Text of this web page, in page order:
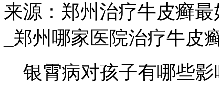
来源：郑州治疗牛皮癣
_郑州哪家医院治疗牛皮
银霄病对孩子有哪些影